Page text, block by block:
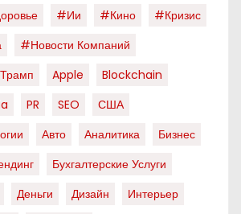
#ии #кино
#кризис
#новости Компаний
Apple
Blockchain
PR SEO
США
Авто Аналитика
Бизнес
Бухгалтерские Услуги
Деньги Дизайн
Интерьер